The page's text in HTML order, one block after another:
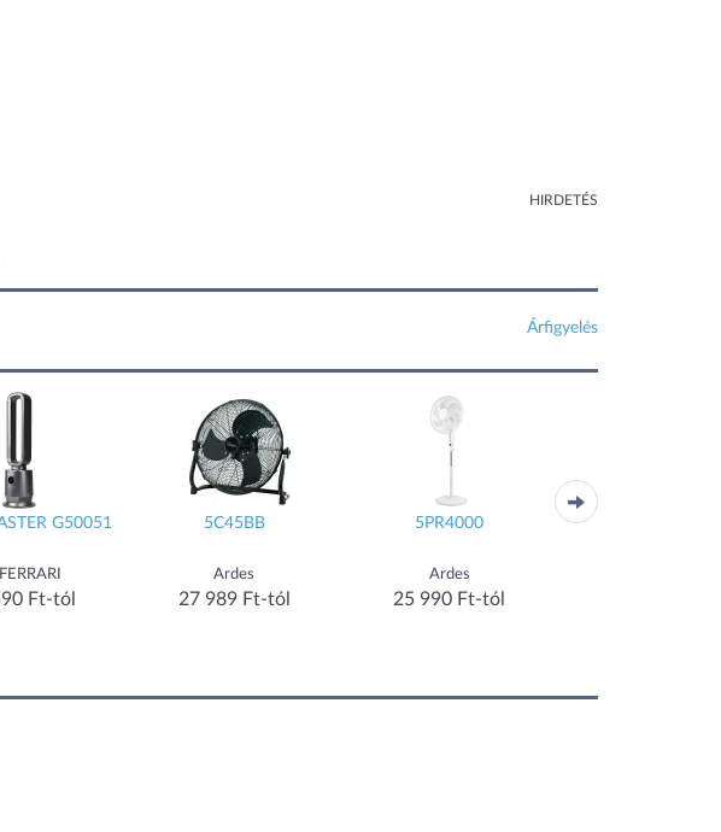
HIRDETÉS
Árfigyelés
G50051
Ft-tól
5C45BB
Ardes
27 989 Ft-tól
5PR4000
Ardes
25 990 Ft-tól